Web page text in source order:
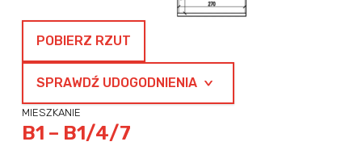
POBIERZ RZUT
SPRAWDŹ UDOGODNIENIA
MIESZKANIE
B1 – B1/4/7